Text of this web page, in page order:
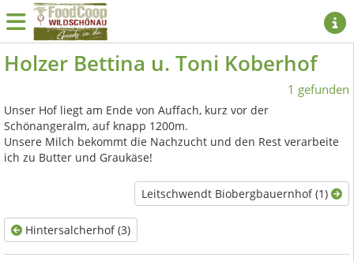
Holzer Bettina u. Toni Koberhof
1 gefunden
Unser Hof liegt am Ende von Auffach, kurz vor der
Schönangeralm, auf knapp 1200m.
Unsere Milch bekommt die Nachzucht und den Rest verarbeite
ich zu Butter und Graukäse!
Leitschwendt Biobergbauernhof (1)
Hintersalcherhof (3)